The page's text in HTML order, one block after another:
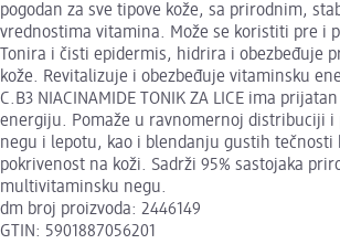
pogodan za sve tipove kože, sa prirodnim,
vrednostima vitamina. Može se koristiti pre i
Tonira i čisti epidermis, hidrira i obezbeđuje
kože. Revitalizuje i obezbeđuje vitaminsku
C.B3 NIACINAMIDE TONIK ZA LICE ima
energiju. Pomaže u ravnomernoj distribuciji i
negu i lepotu, kao i blendanju gustih tečnosti
pokrivenost na koži. Sadrži 95% sastojaka
multivitaminsku negu.
dm broj proizvoda: 2446149
GTIN: 5901887056201